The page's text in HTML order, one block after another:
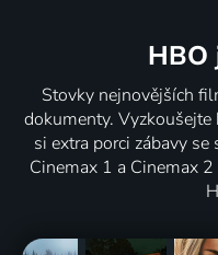
HBO
Stovky nejnovějších
dokumenty.
si extra porci zábavy
Cinemax 1 a Cinemax